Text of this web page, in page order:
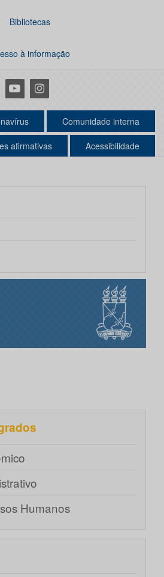
Bibliotecas
à informação
YoutubeInstagram
Comunidade interna
afirmativas Acessibilidade
Humanos